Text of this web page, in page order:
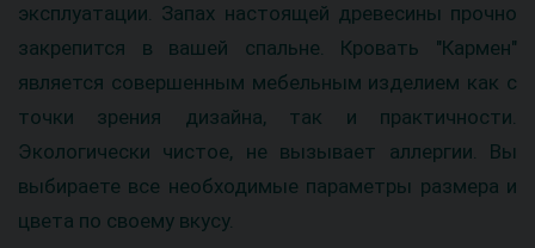
эксплуатации. Запах настоящей древесины прочно
закрепится в вашей спальне. Кровать "Кармен"
является совершенным мебельным изделием как с
точки зрения дизайна, так и практичности.
Экологически чистое, не вызывает аллергии. Вы
выбираете все необходимые параметры размера и
цвета по своему вкусу.